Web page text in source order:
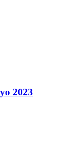
2023